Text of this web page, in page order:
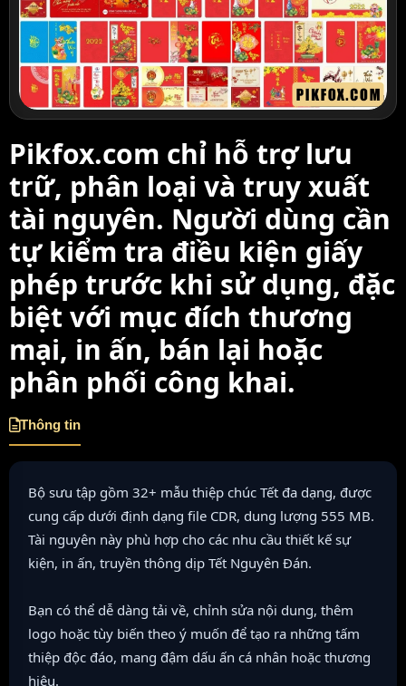
Pikfox.com chỉ hỗ trợ lưu
trữ, phân loại và truy xuất
tài nguyên. Người dùng cần
tự kiểm tra điều kiện giấy
phép trước khi sử dụng, đặc
biệt với mục đích thương
mại, in ấn, bán lại hoặc
phân phối công khai.
Thông tin
Bộ sưu tập gồm 32+ mẫu thiệp chúc Tết đa dạng, được
cung cấp dưới định dạng file CDR, dung lượng 555 MB.
Tài nguyên này phù hợp cho các nhu cầu thiết kế sự
kiện, in ấn, truyền thông dịp Tết Nguyên Đán.
Bạn có thể dễ dàng tải về, chỉnh sửa nội dung, thêm
logo hoặc tùy biến theo ý muốn để tạo ra những tấm
thiệp độc đáo, mang đậm dấu ấn cá nhân hoặc thương
hiệu.